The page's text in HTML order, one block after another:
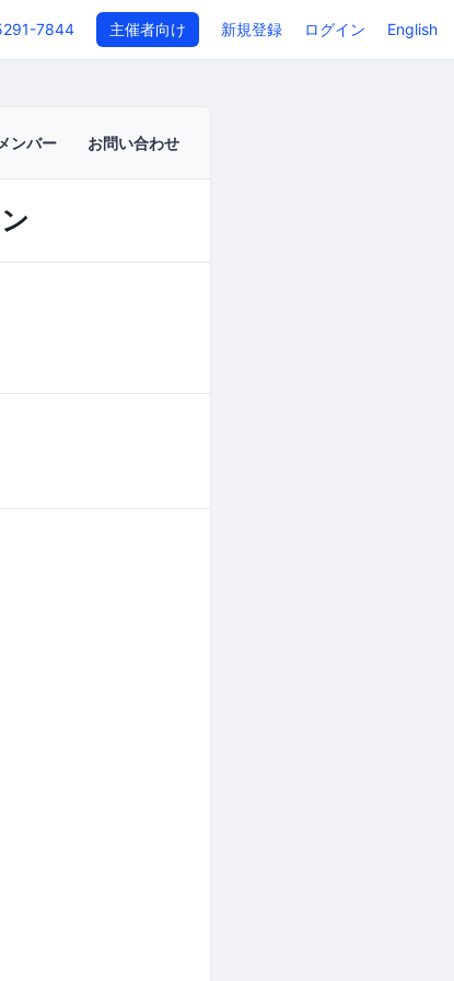
7844 主催者向け 新規登録 ログイン English
メンバー お問い合わせ